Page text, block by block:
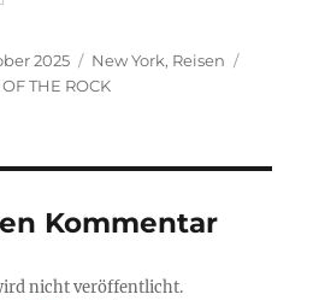
2025 Kategorien
New York, Reisen
THE ROCK
Kommentar
nicht veröffentlicht.